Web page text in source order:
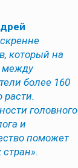
который на
между
более 160
расти.
головного
и
поможет
.